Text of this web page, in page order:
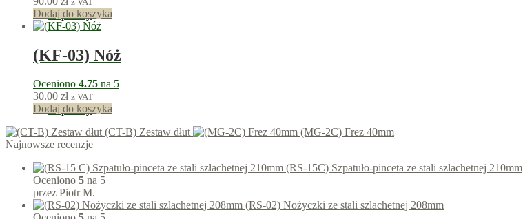
90punkty
Dodaj do koszyka
(KF-03) Nóż
Oceniono 4.75 na 5
30.00 zł z VAT
30punkty
Dodaj do koszyka
(CT-B) Zestaw dłut
(MG-2C) Frez 40mm
Najnowsze recenzje
(RS-15C) Szpatuło-pinceta ze stali szlachetnej 210mm
Oceniono 5 na 5
przez Piotr M.
(RS-02) Nożyczki ze stali szlachetnej 208mm